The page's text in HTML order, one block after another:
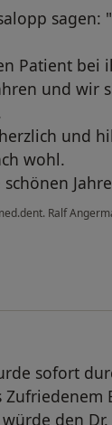
sagen:
Patient bei
und wir
und
wohl.
Ralf
sofort
den